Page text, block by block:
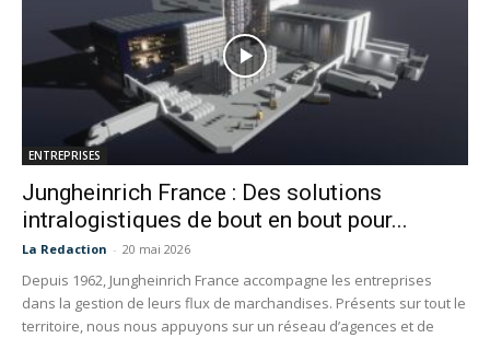
ENTREPRISES
Jungheinrich France : Des solutions
intralogistiques de bout en bout pour...
La Redaction - 20 mai 2026
Depuis 1962, Jungheinrich France accompagne les entreprises
dans la gestion de leurs flux de marchandises. Présents sur tout le
territoire, nous nous appuyons sur un réseau d’agences et de